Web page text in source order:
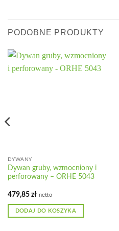
PODOBNE PRODUKTY
DYWANY
Dywan gruby, wzmocniony i
perforowany – ORHE 5043
479,85 zł netto
DODAJ DO KOSZYKA